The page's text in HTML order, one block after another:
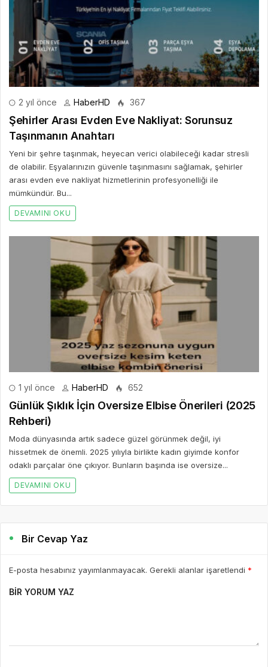
2 yıl önce HaberHD 367
Şehirler Arası Evden Eve Nakliyat: Sorunsuz
Taşınmanın Anahtarı
Yeni bir şehre taşınmak, heyecan verici olabileceği kadar stresli
de olabilir. Eşyalarınızın güvenle taşınmasını sağlamak, şehirler
arası evden eve nakliyat hizmetlerinin profesyonelliği ile
mümkündür. Bu...
DEVAMINI OKU
1 yıl önce HaberHD 652
Günlük Şıklık İçin Oversize Elbise Önerileri (2025
Rehberi)
Moda dünyasında artık sadece güzel görünmek değil, iyi
hissetmek de önemli. 2025 yılıyla birlikte kadın giyimde konfor
odaklı parçalar öne çıkıyor. Bunların başında ise oversize...
DEVAMINI OKU
Bir Cevap Yaz
E-posta hesabınız yayımlanmayacak. Gerekli alanlar işaretlendi *
BIR YORUM YAZ